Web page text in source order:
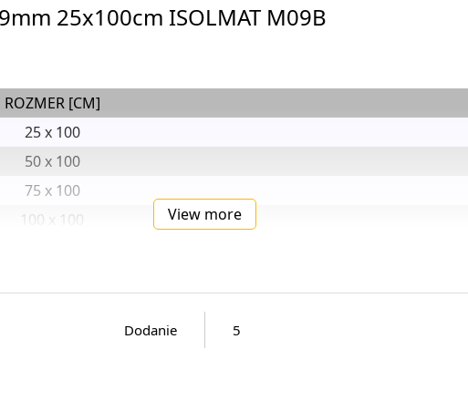
25x100cm ISOLMAT M09B
ROZMER [CM]
25 x 100
50 x 100
75 x 100
100 x 100 View more
Dodanie 5